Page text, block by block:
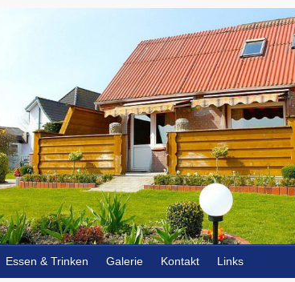
Essen & Trinken Galerie Kontakt Links